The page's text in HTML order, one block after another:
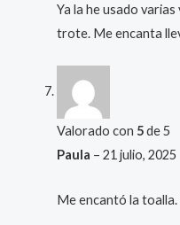
Ya la he usado
trote. Me encanta
Valorado con 5de 5
Paula – 21 julio, 2025
Me encantó la toalla.